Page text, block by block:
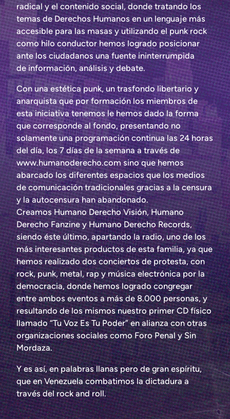
radical y el contenido social, donde tratando los
temas de Derechos Humanos en un lenguaje más
accesible para las masas y utilizando el punk rock
como hilo conductor hemos logrado posicionar
ante los ciudadanos una fuente ininterrumpida
de información, análisis y debate.
Con una estética punk, un trasfondo libertario y
anarquista que por formación los miembros de
esta iniciativa tenemos le hemos dado la forma
que corresponde al fondo, presentando no
solamente una programación continua las 24 horas
del día, los 7 días de la semana a través de
www.humanoderecho.com sino que hemos
abarcado los diferentes espacios que los medios
de comunicación tradicionales gracias a la censura
y la autocensura han abandonado.
Creamos Humano Derecho Visión, Humano
Derecho Fanzine y Humano Derecho Records,
siendo éste último, apartando la radio, uno de los
más interesantes productos de esta familia, ya que
hemos realizado dos conciertos de protesta, con
rock, punk, metal, rap y música electrónica por la
democracia, donde hemos logrado congregar
entre ambos eventos a más de 8.000 personas, y
resultando de los mismos nuestro primer CD físico
llamado “Tu Voz Es Tu Poder” en alianza con otras
organizaciones sociales como Foro Penal y Sin
Mordaza.
Y es así, en palabras llanas pero de gran espíritu,
que en Venezuela combatimos la dictadura a
través del rock and roll.